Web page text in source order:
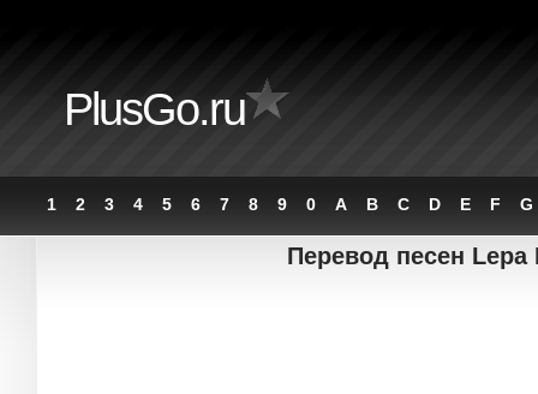
PlusGo.ru
1 2 3 4 5 6 7 8 9 0 A B C D E F G
Перевод песен Lepa